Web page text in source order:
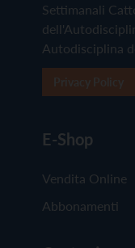
Settimanali
Autodisciplina
E-Shop
Vendita Online
Abbonamenti